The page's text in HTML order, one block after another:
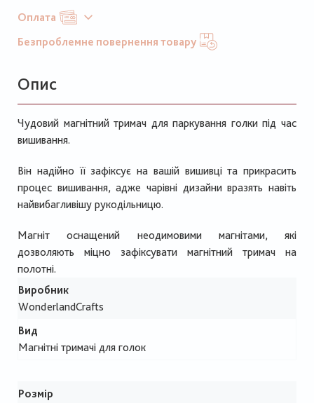
Оплата
Безпроблемне повернення товару
Опис
Чудовий магнітний тримач для паркування голки під час
вишивання.
Він надійно її зафіксує на вашій вишивці та прикрасить
процес вишивання, адже чарівні дизайни вразять навіть
найвибагливішу рукодільницю.
Магніт оснащений неодимовими магнітами, які
дозволяють міцно зафіксувати магнітний тримач на
полотні.
Виробник
WonderlandCrafts
Вид
Магнітні тримачі для голок
Розмір